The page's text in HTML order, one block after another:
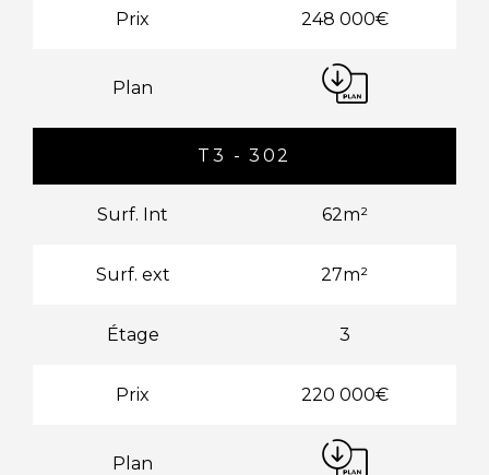
Prix 248 000€
Plan
T3 - 302
Surf. Int 62m²
Surf. ext 27m²
Étage 3
Prix 220 000€
Plan